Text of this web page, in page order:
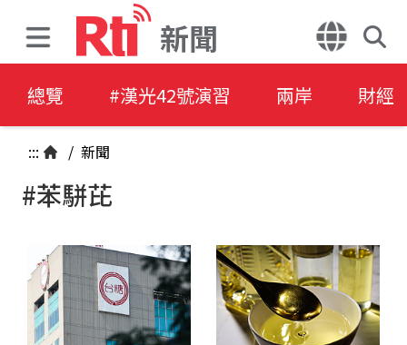
新聞
總覽 #漢光42號演習 兩岸 財經
::: / 新聞
#苯駢芘